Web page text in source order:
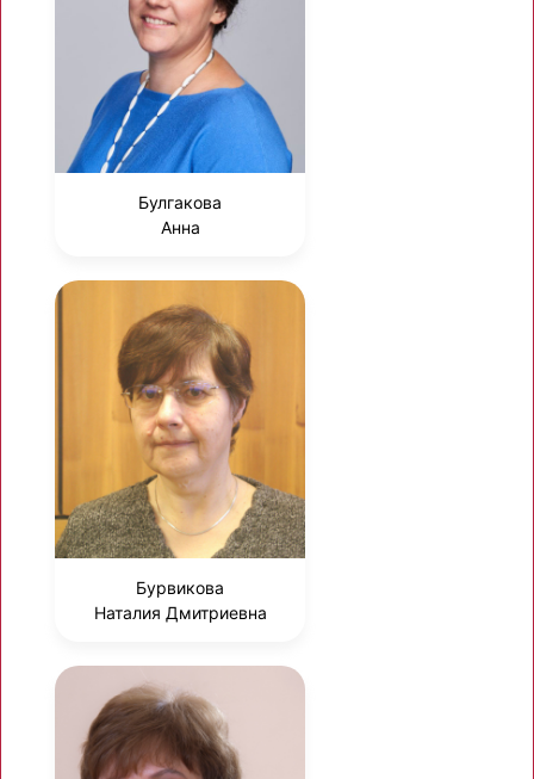
Булгакова
Анна
Бурвикова
Наталия Дмитриевна